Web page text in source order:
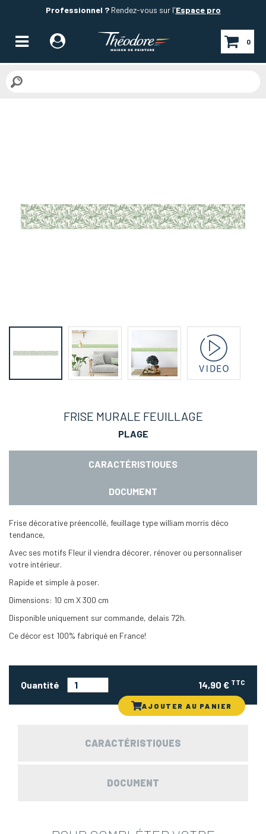
Professionnel ?Rendez-vous sur l'Espace pro
0
FRISE MURALE FEUILLAGE
PLAGE
CARACTÉRISTIQUES
DOCUMENT
Frise décorative préencollé, feuillage type william morris déco
tendance,
Avec ses motifs Fleur il viendra décorer, rénover ou personnaliser
votre intérieur.
Rapide et simple à poser.
Dimensions: 10 cm X 300 cm
Disponible uniquement sur commande, delais 72h.
Ce décor est 100% fabriqué en France!
Quantité 14,90 € TTC
AJOUTER AU PANIER
CARACTÉRISTIQUES
DOCUMENT